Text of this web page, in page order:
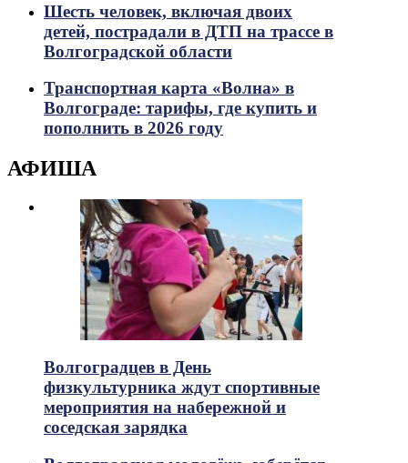
Шесть человек, включая двоих
детей, пострадали в ДТП на трассе в
Волгоградской области
Транспортная карта «Волна» в
Волгограде: тарифы, где купить и
пополнить в 2026 году
АФИША
Волгоградцев в День
физкультурника ждут спортивные
мероприятия на набережной и
соседская зарядка